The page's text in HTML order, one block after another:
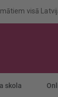
visā
skola